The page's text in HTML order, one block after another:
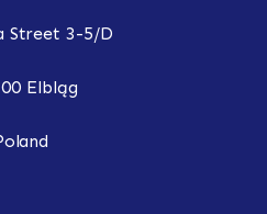
Street 3-5/D
Elbląg